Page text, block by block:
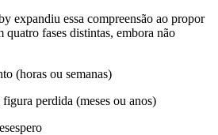
expandiu essa compreensão ao propor
quatro fases distintas, embora não
(horas ou semanas)
figura perdida (meses ou anos)